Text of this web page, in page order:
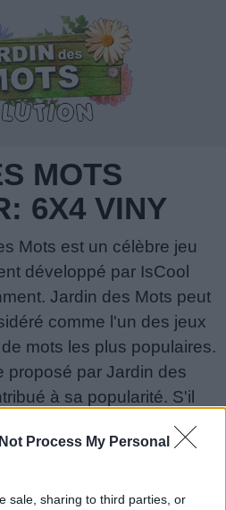
Process My Personal
sale, sharing to third parties, or
MOTS
6X4 VINY
Mots est un célèbre jeu
développé par IsCool
Jardin des Mots peut
comme l'un des jeux
mots les plus populaires.
proposé par Jardin des
à sa popularité. S'il
Entertainment en tant
Jardin des Mots en
de revenus pour le